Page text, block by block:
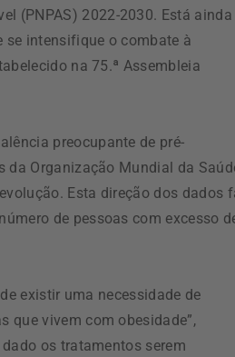
(PNPAS) 2022-2030. Está ainda
intensifique o combate à
na 75.ª Assembleia
preocupante de pré-
da Organização Mundial da
Esta direção dos dados
de pessoas com excesso
existir uma necessidade de
que vivem com obesidade”,
os tratamentos serem